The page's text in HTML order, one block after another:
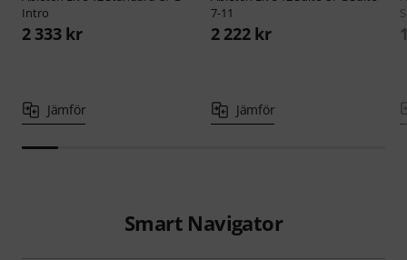
Intro
2 333 kr
Jämför
7-11
2 222 kr
Jämför
Smart Navigator